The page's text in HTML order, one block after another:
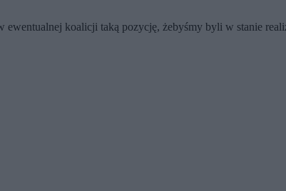
koalicji taką pozycję, żebyśmy byli w stanie